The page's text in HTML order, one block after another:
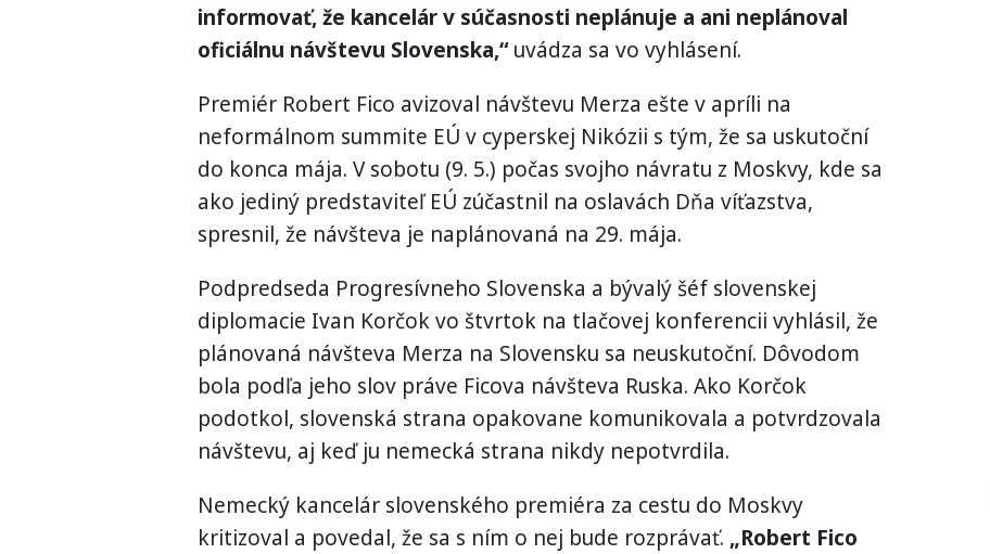
informovať, že kancelár v súčasnosti neplánuje a ani neplánoval
oficiálnu návštevu Slovenska,“uvádza sa vo vyhlásení.
Premiér Robert Fico avizoval návštevu Merza ešte v apríli na
neformálnom summite EÚ v cyperskej Nikózii s tým, že sa uskutoční
do konca mája. V sobotu (9. 5.) počas svojho návratu z Moskvy, kde sa
ako jediný predstaviteľ EÚ zúčastnil na oslavách Dňa víťazstva,
spresnil, že návšteva je naplánovaná na 29. mája.
Podpredseda Progresívneho Slovenska a bývalý šéf slovenskej
diplomacie Ivan Korčok vo štvrtok na tlačovej konferencii vyhlásil, že
plánovaná návšteva Merza na Slovensku sa neuskutoční. Dôvodom
bola podľa jeho slov práve Ficova návšteva Ruska. Ako Korčok
podotkol, slovenská strana opakovane komunikovala a potvrdzovala
návštevu, aj keď ju nemecká strana nikdy nepotvrdila.
Nemecký kancelár slovenského premiéra za cestu do Moskvy
kritizoval a povedal, že sa s ním o nej bude rozprávať. „Robert Fico